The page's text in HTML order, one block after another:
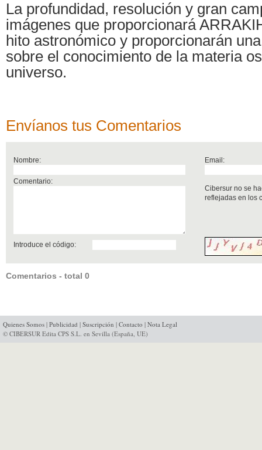
La profundidad, resolución y gran
imágenes que proporcionará
hito astronómico y proporcionarán
sobre el conocimiento de la materia
universo.
Envíanos tus Comentarios
Nombre: Email:
Comentario:
Cibersur no se
reflejadas en los
Introduce el código:
Comentarios - total 0
Quienes Somos | Publicidad | Suscripción | Contacto | Nota Legal
© CIBERSUR Edita CPS S.L. en Sevilla (España, UE)